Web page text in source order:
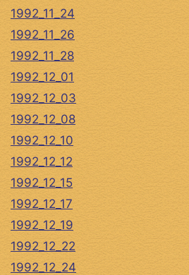
1992_11_24
1992_11_26
1992_11_28
1992_12_01
1992_12_03
1992_12_08
1992_12_10
1992_12_12
1992_12_15
1992_12_17
1992_12_19
1992_12_22
1992_12_24